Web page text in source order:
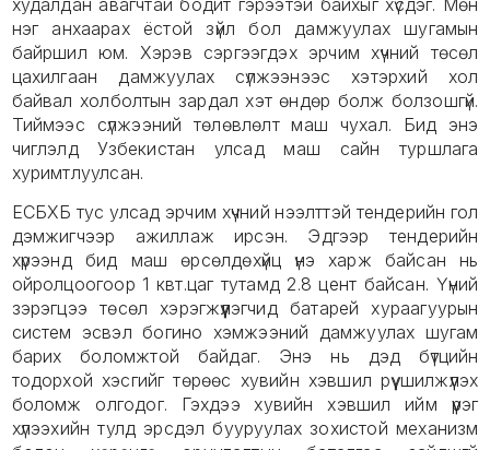
худалдан авагчтай бодит гэрээтэй байхыг хүсдэг. Мөн
нэг анхаарах ёстой зүйл бол дамжуулах шугамын
байршил юм. Хэрэв сэргээгдэх эрчим хүчний төсөл
цахилгаан дамжуулах сүлжээнээс хэтэрхий хол
байвал холболтын зардал хэт өндөр болж болзошгүй.
Тиймээс сүлжээний төлөвлөлт маш чухал. Бид энэ
чиглэлд Узбекистан улсад маш сайн туршлага
хуримтлуулсан.
ЕСБХБ тус улсад эрчим хүчний нээлттэй тендерийн гол
дэмжигчээр ажиллаж ирсэн. Эдгээр тендерийн
хүрээнд бид маш өрсөлдөхүйц үнэ харж байсан нь
ойролцоогоор 1 квт.цаг тутамд 2.8 цент байсан. Үүний
зэрэгцээ төсөл хэрэгжүүлэгчид батарей хураагуурын
систем эсвэл богино хэмжээний дамжуулах шугам
барих боломжтой байдаг. Энэ нь дэд бүтцийн
тодорхой хэсгийг төрөөс хувийн хэвшил рүү шилжүүлэх
боломж олгодог. Гэхдээ хувийн хэвшил ийм үүрэг
хүлээхийн тулд эрсдэл бууруулах зохистой механизм